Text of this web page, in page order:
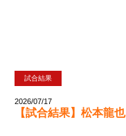
試合結果
2026/07/17
【試合結果】松本龍也